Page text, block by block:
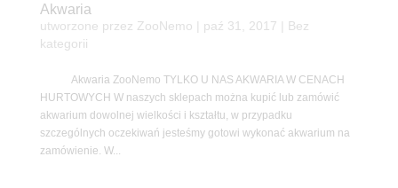
Akwaria
utworzone przez ZooNemo paź 31, 2017 | Bez
kategorii
Akwaria ZooNemo TYLKO U NAS AKWARIA W CENACH
HURTOWYCH W naszych sklepach można kupić lub zamówić
akwarium dowolnej wielkości i kształtu, w przypadku
szczególnych oczekiwań jesteśmy gotowi wykonać akwarium na
zamówienie. W...